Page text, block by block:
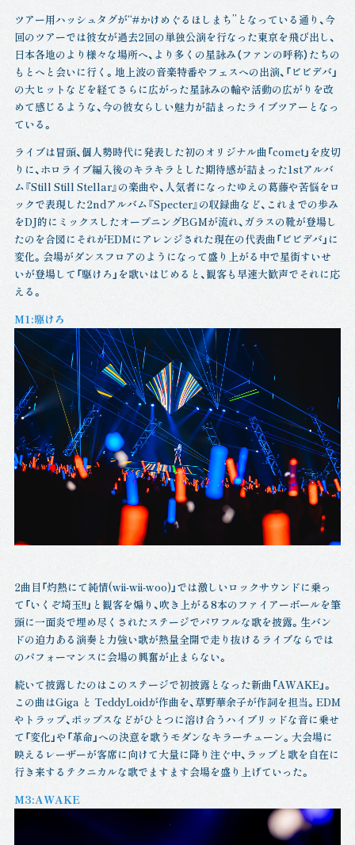
ツアー用ハッシュタグが“#かけめぐるほしまち”となっている通り、今
回のツアーでは彼女が過去2回の単独公演を行なった東京を飛び出し、
日本各地のより様々な場所へ、より多くの星詠み（ファンの呼称）たちの
もとへと会いに行く。地上波の音楽特番やフェスへの出演、「ビビデバ」
の大ヒットなどを経てさらに広がった星詠みの輪や活動の広がりを改
めて感じるような、今の彼女らしい魅力が詰まったライブツアーとなっ
ている。
ライブは冒頭、個人勢時代に発表した初のオリジナル曲「comet」を皮切
りに、ホロライブ編入後のキラキラとした期待感が詰まった1stアルバ
ム『Still Still Stellar』の楽曲や、人気者になったゆえの葛藤や苦悩をロ
ックで表現した2ndアルバム『Specter』の収録曲など、これまでの歩み
をDJ的にミックスしたオープニングBGMが流れ、ガラスの靴が登場し
たのを合図にそれがEDMにアレンジされた現在の代表曲「ビビデバ」に
変化。会場がダンスフロアのようになって盛り上がる中で星街すいせ
いが登場して「駆けろ」を歌いはじめると、観客も早速大歓声でそれに応
える。
M1:駆けろ
2曲目「灼熱にて純情(wii-wii-woo)」では激しいロックサウンドに乗っ
て「いくぞ埼玉!!」と観客を煽り、吹き上がる8本のファイアーボールを筆
頭に一面炎で埋め尽くされたステージでパワフルな歌を披露。生バン
ドの迫力ある演奏と力強い歌が熱量全開で走り抜けるライブならでは
のパフォーマンスに会場の興奮が止まらない。
続いて披露したのはこのステージで初披露となった新曲「AWAKE」。
この曲はGiga と TeddyLoidが作曲を、草野華余子が作詞を担当。EDM
やトラップ、ポップスなどがひとつに溶け合うハイブリッドな音に乗せ
て「変化」や「革命」への決意を歌うモダンなキラーチューン。大会場に
映えるレーザーが客席に向けて大量に降り注ぐ中、ラップと歌を自在に
行き来するテクニカルな歌でますます会場を盛り上げていった。
M3:AWAKE